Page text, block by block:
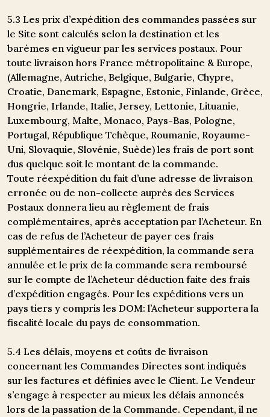
5.3 Les prix d’expédition des commandes passées sur
le Site sont calculés selon la destination et les
barèmes en vigueur par les services postaux. Pour
toute livraison hors France métropolitaine & Europe,
(Allemagne, Autriche, Belgique, Bulgarie, Chypre,
Croatie, Danemark, Espagne, Estonie, Finlande, Grèce,
Hongrie, Irlande, Italie, Jersey, Lettonie, Lituanie,
Luxembourg, Malte, Monaco, Pays-Bas, Pologne,
Portugal, République Tchèque, Roumanie, Royaume-
Uni, Slovaquie, Slovénie, Suède) les frais de port sont
dus quelque soit le montant de la commande.
Toute réexpédition du fait d’une adresse de livraison
erronée ou de non-collecte auprès des Services
Postaux donnera lieu au règlement de frais
complémentaires, après acceptation par l’Acheteur. En
cas de refus de l’Acheteur de payer ces frais
supplémentaires de réexpédition, la commande sera
annulée et le prix de la commande sera remboursé
sur le compte de l’Acheteur déduction faite des frais
d’expédition engagés. Pour les expéditions vers un
pays tiers y compris les DOM: l’Acheteur supportera la
fiscalité locale du pays de consommation.
5.4 Les délais, moyens et coûts de livraison
concernant les Commandes Directes sont indiqués
sur les factures et définies avec le Client. Le Vendeur
s’engage à respecter au mieux les délais annoncés
lors de la passation de la Commande. Cependant, il ne